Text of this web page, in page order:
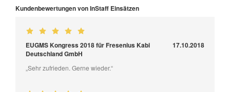
Kundenbewertungen von InStaff Einsätzen
EUGMS Kongress 2018 für Fresenius Kabi
Deutschland GmbH
17.10.2018
„Sehr zufrieden. Gerne wieder.“